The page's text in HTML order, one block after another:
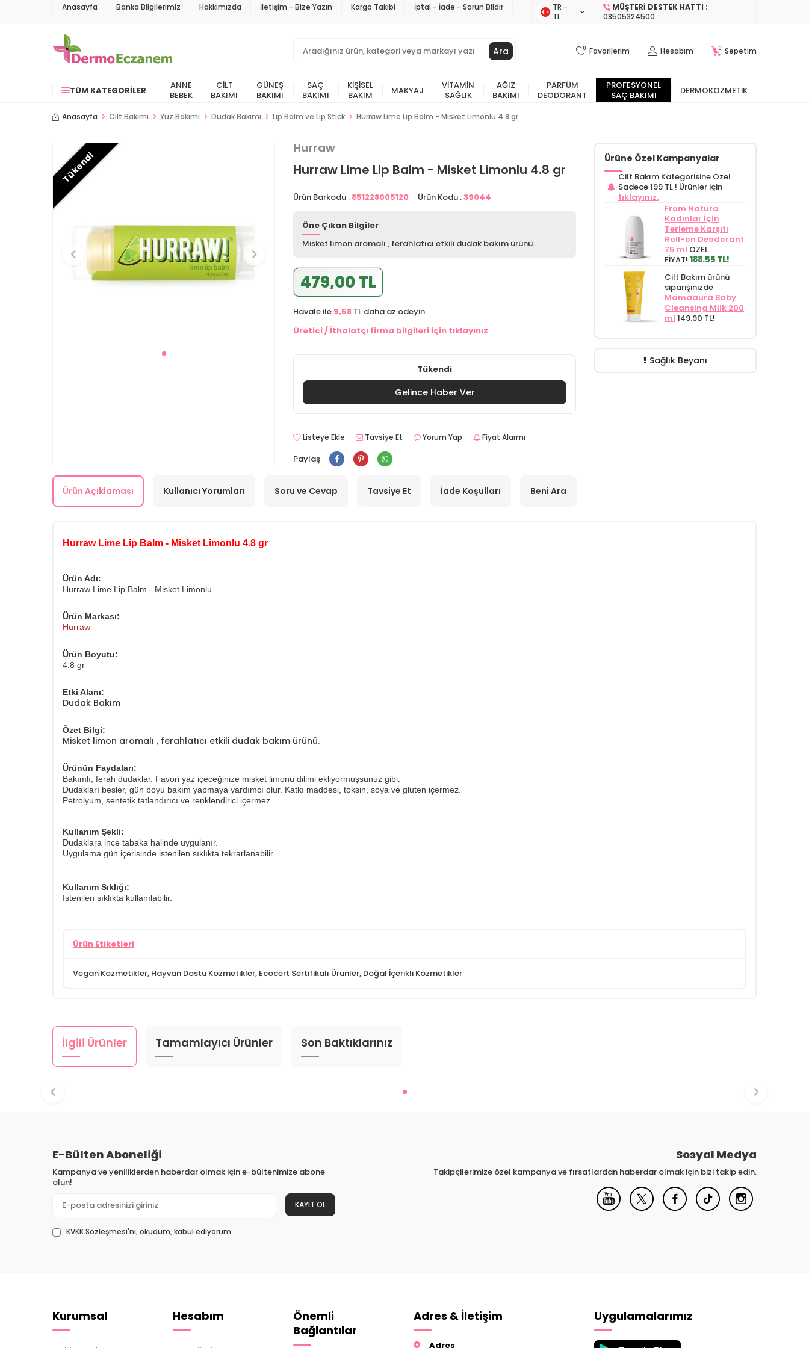
Anasayfa Banka Bilgilerimiz Hakkımızda İletişim - Bize Yazın Kargo Takibi İptal - İade - Sorun Bildir
TR −
TL
MÜŞTERI DESTEK HATTI :
08505324500
Ara 0 Favorilerim Hesabım 0 Sepetim
TÜM KATEGORILER
ANNE
BEBEK
CILT
BAKIMI
GÜNEŞ
BAKIMI
SAÇ
BAKIMI
KIŞISEL
BAKIM
MAKYAJ
VITAMIN
SAĞLIK
AĞIZ
BAKIMI
PARFÜM
DEODORANT
PROFESYONEL
SAÇ BAKIMI
DERMOKOZMETIK
Anasayfa Cilt Bakımı Yüz Bakımı Dudak Bakımı Lip Balm ve Lip Stick Hurraw Lime Lip Balm - Misket Limonlu 4.8 gr
Tükendi
Hurraw
Hurraw Lime Lip Balm - Misket Limonlu 4.8 gr
Ürün Barkodu : 851228005120 Ürün Kodu :39044
Öne Çıkan Bilgiler
Misket limon aromalı , ferahlatıcı etkili dudak bakım ürünü.
479,00 TL
Havale ile 9,58 TL daha az ödeyin.
Üretici / İthalatçı firma bilgileri için tıklayınız
Tükendi
Gelince Haber Ver
Listeye Ekle Tavsiye Et Yorum Yap Fiyat Alarmı
Paylaş
Ürüne Özel Kampanyalar
Cilt Bakım Kategorisine Özel
Sadece 199 TL ! Ürünler için
tıklayınız.
From Natura
Kadınlar İçin
Terleme Karşıtı
Roll-on Deodorant
75 ml ÖZEL
FİYAT! 188.55 TL!
Cilt Bakım ürünü
siparişinizde
Mamaaura Baby
Cleansing Milk 200
ml 149.90 TL!
Sağlık Beyanı
Ürün Açıklaması Kullanıcı Yorumları Soru ve Cevap Tavsiye Et İade Koşulları Beni Ara
Hurraw Lime Lip Balm - Misket Limonlu 4.8 gr
Ürün Adı:
Hurraw Lime Lip Balm - Misket Limonlu
Ürün Markası:
Hurraw
Ürün Boyutu:
4.8 gr
Etki Alanı:
Dudak Bakım
Özet Bilgi:
Misket limon aromalı , ferahlatıcı etkili dudak bakım ürünü.
Ürünün Faydaları:
Bakımlı, ferah dudaklar. Favori yaz içeceğinize misket limonu dilimi ekliyormuşsunuz gibi.
Dudakları besler, gün boyu bakım yapmaya yardımcı olur. Katkı maddesi, toksin, soya ve gluten içermez.
Petrolyum, sentetik tatlandırıcı ve renklendirici içermez.​
Kullanım Şekli:
Dudaklara ince tabaka halinde uygulanır.
Uygulama gün içerisinde istenilen sıklıkta tekrarlanabilir.​
Kullanım Sıklığı:
İstenilen sıklıkta kullanılabilir.
Ürün Etiketleri
Vegan Kozmetikler, Hayvan Dostu Kozmetikler, Ecocert Sertifikalı Ürünler, Doğal İçerikli Kozmetikler
İlgili Ürünler Tamamlayıcı Ürünler Son Baktıklarınız
E-Bülten Aboneliği
Kampanya ve yeniliklerden haberdar olmak için e-bültenimize abone
olun!
KAYIT OL
KVKK Sözleşmesi'ni, okudum, kabul ediyorum.
Sosyal Medya
Takipçilerimize özel kampanya ve fırsatlardan haberdar olmak için bizi takip edin.
Kurumsal Hesabım
Önemli
Bağlantılar
Adres & İletişim
Adres
Uygulamalarımız